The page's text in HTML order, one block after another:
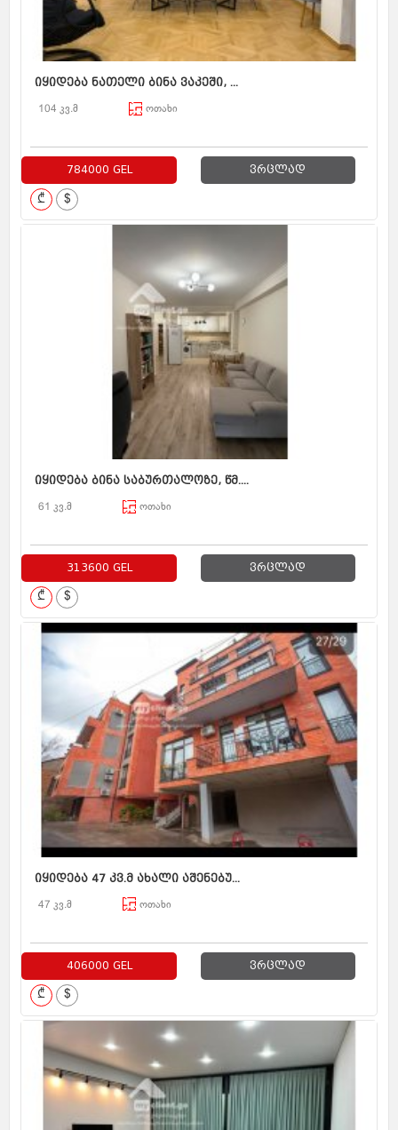
იყიდება ნათელი ბინა ვაკეში, ...
104 კვ.მ ოთახი
784000 GEL ვრცლად
₾ $
იყიდება ბინა საბურთალოზე, წმ....
61 კვ.მ ოთახი
313600 GEL ვრცლად
₾ $
იყიდება 47 კვ.მ ახალი აშენებუ...
47 კვ.მ ოთახი
406000 GEL ვრცლად
₾ $